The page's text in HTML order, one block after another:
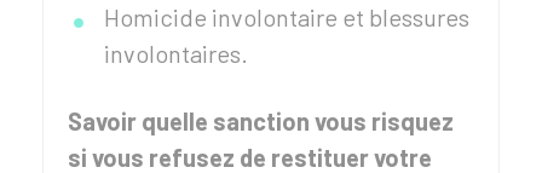
Homicide involontaire et blessures
involontaires.
Savoir quelle sanction vous risquez
si vous refusez de restituer votre